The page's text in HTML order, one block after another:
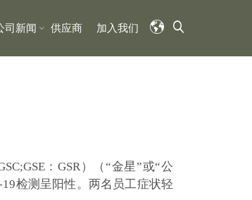
司新闻 供应商 加入我们
：GSR）（ “金星”或“公
检测呈阳性。两名员工症状轻